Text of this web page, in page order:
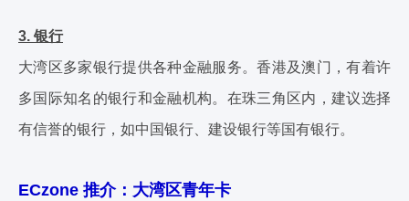
3. 银行
大湾区多家银行提供各种金融服务。香港及澳门，有着许
多国际知名的银行和金融机构。在珠三角区内，建议选择
有信誉的银行，如中国银行、建设银行等国有银行。
ECzone 推介：大湾区青年卡